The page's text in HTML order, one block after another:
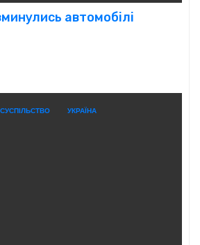
автомобілі
СУСПІЛЬСТВО УКРАЇНА